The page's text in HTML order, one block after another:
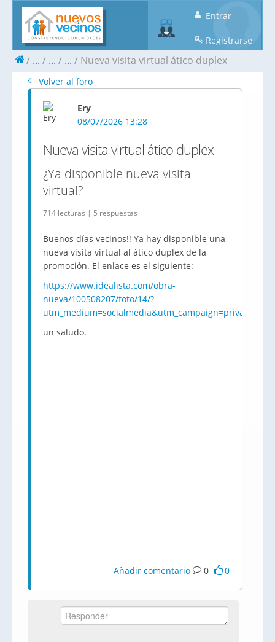
Entrar
Registrarse
... ... ... Nueva visita virtual ático duplex
Volver al foro
Ery
08/07/2026 13:28
Nueva visita virtual ático duplex
¿Ya disponible nueva visita
virtual?
714 lecturas | 5 respuestas
Buenos días vecinos!! Ya hay disponible una
nueva visita virtual al ático duplex de la
promoción. El enlace es el siguiente:
https://www.idealista.com/obra-
nueva/100508207/foto/14/?
un saludo.
Añadir comentario 0 0